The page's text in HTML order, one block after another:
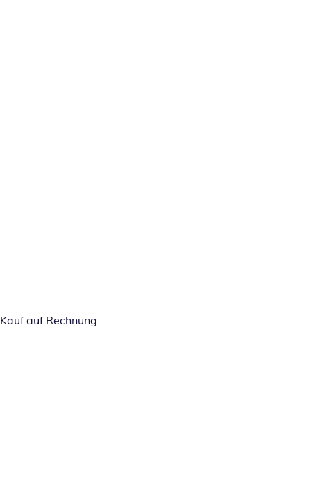
Kauf auf Rechnung